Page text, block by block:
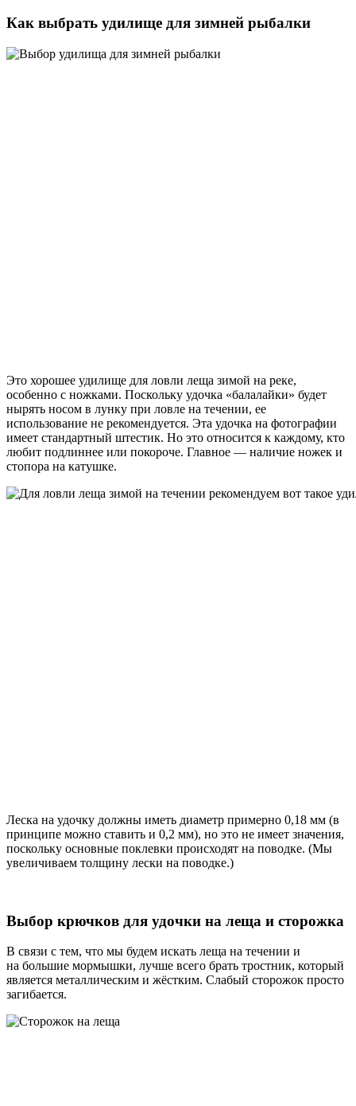
Как выбрать удилище для зимней рыбалки
Это хорошее удилище для ловли леща зимой на реке,
особенно с ножками. Поскольку удочка «балалайки» будет
нырять носом в лунку при ловле на течении, ее
использование не рекомендуется. Эта удочка на фотографии
имеет стандартный штестик. Но это относится к каждому, кто
любит подлиннее или покороче. Главное — наличие ножек и
стопора на катушке.
Леска на удочку должны иметь диаметр примерно 0,18 мм (в
принципе можно ставить и 0,2 мм), но это не имеет значения,
поскольку основные поклевки происходят на поводке. (Мы
увеличиваем толщину лески на поводке.)
Выбор крючков для удочки на леща и сторожка
В связи с тем, что мы будем искать леща на течении и
на большие мормышки, лучше всего брать тростник, который
является металлическим и жёстким. Слабый сторожок просто
загибается.